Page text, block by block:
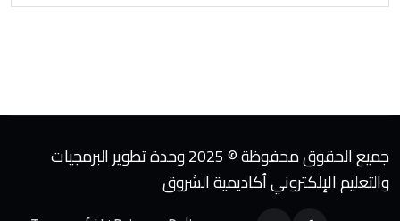
جميع الحقوق محفوظة © 2025 وحدة تطوير البرمجيات
والتعليم الإلكتروني أكاديمية الشروق